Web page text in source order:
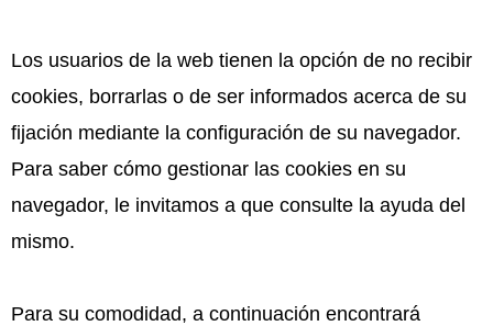
Los usuarios de la web tienen la opción de no recibir
cookies, borrarlas o de ser informados acerca de su
fijación mediante la configuración de su navegador.
Para saber cómo gestionar las cookies en su
navegador, le invitamos a que consulte la ayuda del
mismo.
Para su comodidad, a continuación encontrará